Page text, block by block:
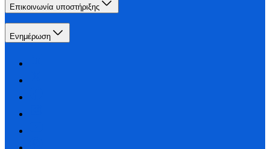
Επικοινωνία υποστήριξης
Ενημέρωση